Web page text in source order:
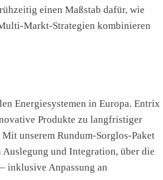
einen Maßstab dafür, wie
Markt-Strategien kombinieren
Energiesystemen in Europa. Entrix
Produkte zu langfristiger
unserem Rundum-Sorglos-Paket
und Integration, über die
inklusive Anpassung an